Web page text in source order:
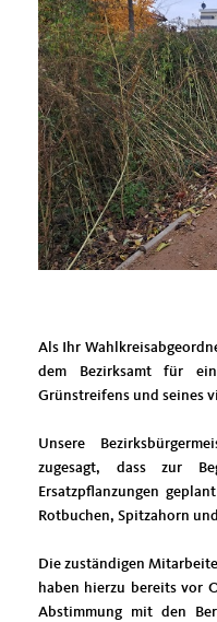
Als Ihr
dem Bezirksamt für
Grünstreifens und seines
Unsere
zugesagt, dass zur
Ersatzpflanzungen
Rotbuchen, Spitzahorn
Die zuständigen
haben hierzu bereits vor
Abstimmung mit den